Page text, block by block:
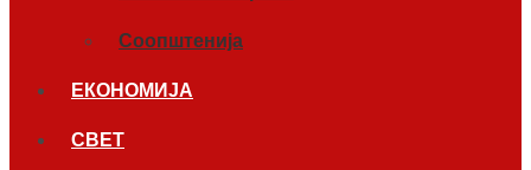
Соопштенија
ЕКОНОМИЈА
СВЕТ